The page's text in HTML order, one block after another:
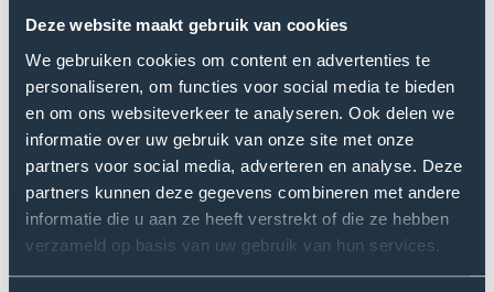
Deze website maakt gebruik van cookies
We gebruiken cookies om content en advertenties te
personaliseren, om functies voor social media te bieden
en om ons websiteverkeer te analyseren. Ook delen we
informatie over uw gebruik van onze site met onze
partners voor social media, adverteren en analyse. Deze
partners kunnen deze gegevens combineren met andere
informatie die u aan ze heeft verstrekt of die ze hebben
verzameld op basis van uw gebruik van hun services.
Dit past bij de ambitie van hetlectoraat Impact of
Sportom de impact van sport te verduidelijken en de
sector te ondersteunen om die impact te vergroten.
Voor het onderzoek is een vragenlijst afgenomen onder
bezoekers van het zwembad. Met behulp van online
vragenlijstsoftware is respondenten gevraagd om
antwoorden te geven op vragen over hun tevredenheid
over het zwembad, de frequentie waarin ze het bad
gebruiken, en de vervolgen van het gebruik van het